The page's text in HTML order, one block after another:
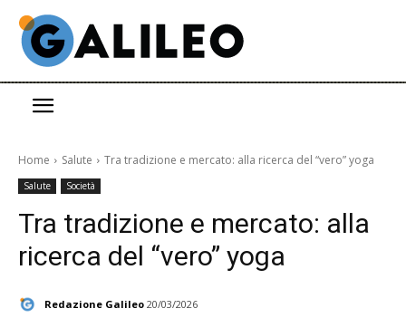
Home Salute Tra tradizione e mercato: alla ricerca del “vero” yoga
Salute Società
Tra tradizione e mercato: alla
ricerca del “vero” yoga
Redazione Galileo 20/03/2026